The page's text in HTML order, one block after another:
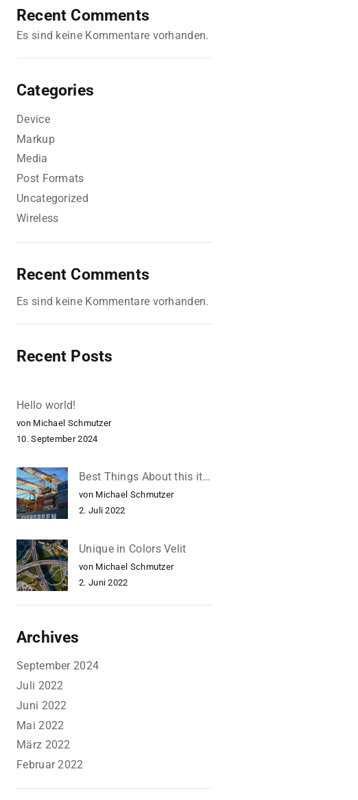
Recent Comments
Es sind keine Kommentare vorhanden.
Categories
Device
Markup
Media
Post Formats
Uncategorized
Wireless
Recent Comments
Es sind keine Kommentare vorhanden.
Recent Posts
Hello world!
von Michael Schmutzer
10. September 2024
Best Things About this item
von Michael Schmutzer
2. Juli 2022
Unique in Colors Velit
von Michael Schmutzer
2. Juni 2022
Archives
September 2024
Juli 2022
Juni 2022
Mai 2022
März 2022
Februar 2022